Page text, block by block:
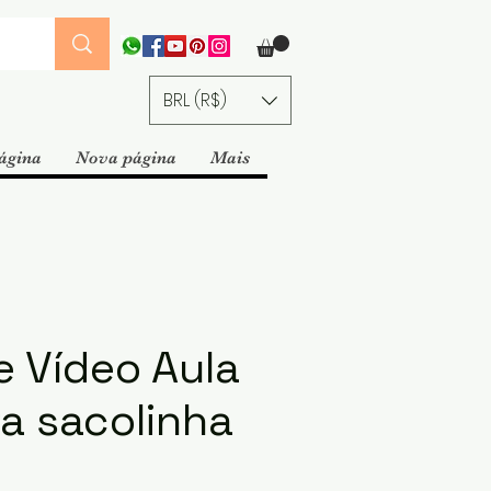
BRL (R$)
Nova página Mais
Vídeo Aula
sacolinha